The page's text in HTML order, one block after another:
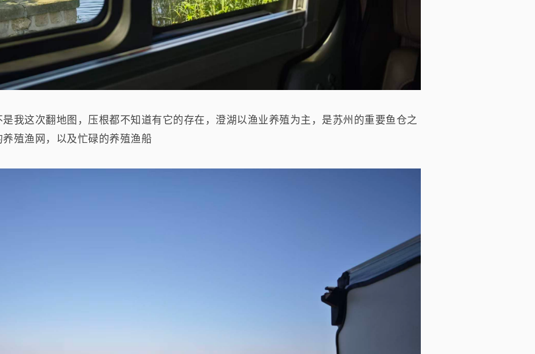
我这次翻地图，压根都不知道有它的存在，澄湖以渔业养殖为主，是苏州的重要鱼仓之
殖渔网，以及忙碌的养殖渔船